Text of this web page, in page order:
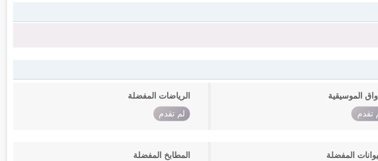
الموسيقية
تقدم
الرياضات المفضلة
لم تقدم
المفضلة المطابخ المفضلة